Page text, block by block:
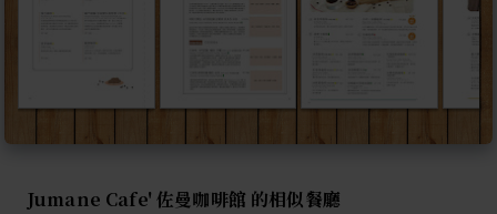
Jumane Cafe' 佐曼咖啡館 的相似餐廳